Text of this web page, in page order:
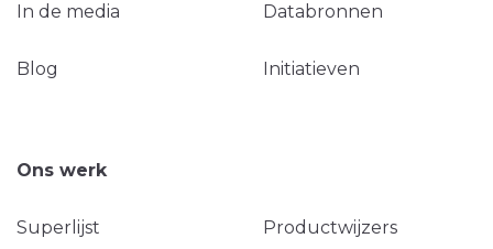
In de media Databronnen
Blog Initiatieven
Ons werk
Superlijst Productwijzers